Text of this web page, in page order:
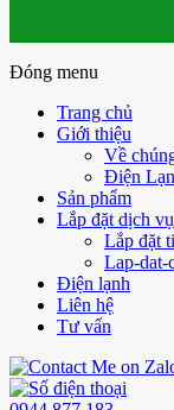
Đóng menu
Trang chủ
Giới thiệu
Về
Điện
Sản phẩm
Lắp đặt dịch vụ
Lắp đặt
Lap-dat-
Điện lạnh
Liên hệ
Tư vấn